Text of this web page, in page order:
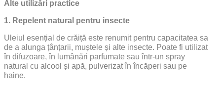
Alte utilizări practice
1. Repelent natural pentru insecte
Uleiul esențial de crăiță este renumit pentru capacitatea sa
de a alunga țânțarii, muștele și alte insecte. Poate fi utilizat
în difuzoare, în lumânări parfumate sau într-un spray
natural cu alcool și apă, pulverizat în încăperi sau pe
haine.